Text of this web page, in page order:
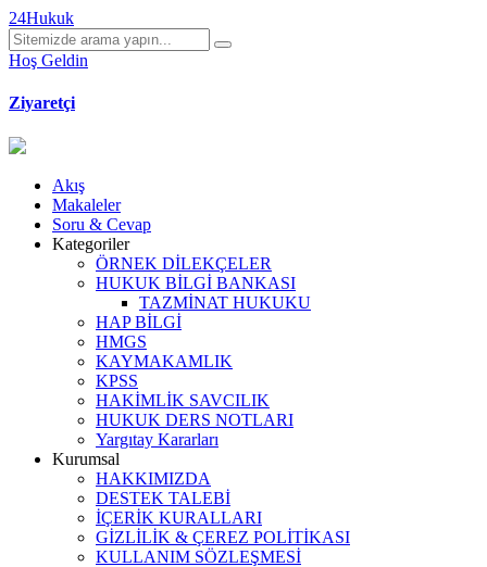
24Hukuk
Hoş Geldin
Ziyaretçi
Akış
Makaleler
Soru & Cevap
Kategoriler
ÖRNEK DİLEKÇELER
HUKUK BİLGİ BANKASI
TAZMİNAT HUKUKU
HAP BİLGİ
HMGS
KAYMAKAMLIK
KPSS
HAKİMLİK SAVCILIK
HUKUK DERS NOTLARI
Yargıtay Kararları
Kurumsal
HAKKIMIZDA
DESTEK TALEBİ
İÇERİK KURALLARI
GİZLİLİK & ÇEREZ POLİTİKASI
KULLANIM SÖZLEŞMESİ